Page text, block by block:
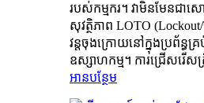
របស់កម្មករ។ វាមិនមែនជាសោ
សុវត្ថិភាព LOTO (Lockout/
វន្តចុងក្រោយនៅក្នុងប្រព័ន្ធគ្
ឧស្សាហកម្ម។ ការជ្រើសរើសត្
អានបន្ថែម